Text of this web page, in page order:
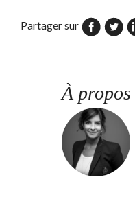
Partager sur
À